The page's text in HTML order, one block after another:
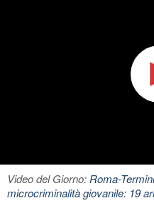
Video del Giorno:Roma-
microcriminalità giovanile: 19